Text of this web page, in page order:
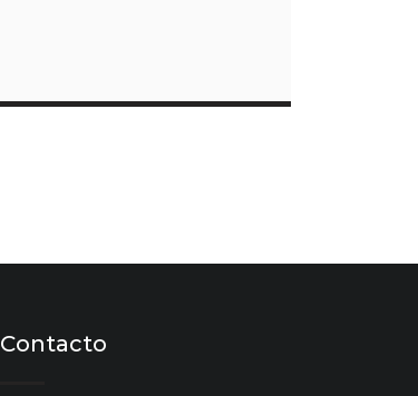
Contacto